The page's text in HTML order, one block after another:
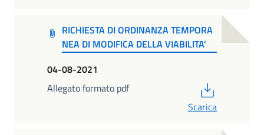
RICHIESTA DI ORDINANZA TEMPORA
NEA DI MODIFICA DELLA VIABILITA’
04-08-2021
Allegato formato pdf
Scarica